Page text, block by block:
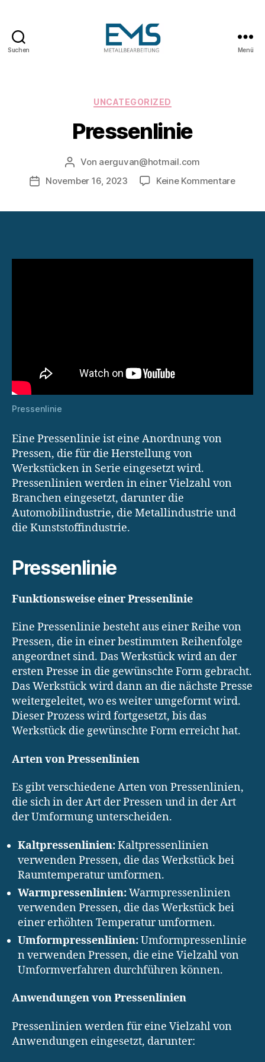
Suchen Menü
Kategorien
UNCATEGORIZED
Pressenlinie
Beitragsautor
Von aerguvan@hotmail.com
Veröffentlichungsdatum
November 16, 2023 Keine Kommentarezu
Pressenlinie
Eine Pressenlinie ist eine Anordnung von
Pressen, die für die Herstellung von
Werkstücken in Serie eingesetzt wird.
Pressenlinien werden in einer Vielzahl von
Branchen eingesetzt, darunter die
Automobilindustrie, die Metallindustrie und
die Kunststoffindustrie.
Pressenlinie
Funktionsweise einer Pressenlinie
Eine Pressenlinie besteht aus einer Reihe von
Pressen, die in einer bestimmten Reihenfolge
angeordnet sind. Das Werkstück wird an der
ersten Presse in die gewünschte Form gebracht.
Das Werkstück wird dann an die nächste Presse
weitergeleitet, wo es weiter umgeformt wird.
Dieser Prozess wird fortgesetzt, bis das
Werkstück die gewünschte Form erreicht hat.
Arten von Pressenlinien
Es gibt verschiedene Arten von Pressenlinien,
die sich in der Art der Pressen und in der Art
der Umformung unterscheiden.
Kaltpressenlinien:Kaltpressenlinien
verwenden Pressen, die das Werkstück bei
Raumtemperatur umformen.
Warmpressenlinien:Warmpressenlinien
verwenden Pressen, die das Werkstück bei
einer erhöhten Temperatur umformen.
Umformpressenlinien:Umformpressenlinie
n verwenden Pressen, die eine Vielzahl von
Umformverfahren durchführen können.
Anwendungen von Pressenlinien
Pressenlinien werden für eine Vielzahl von
Anwendungen eingesetzt, darunter: